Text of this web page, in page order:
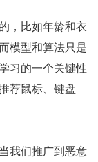
，比如年龄和衣
模型和算法只是
习的一个关键性
荐鼠标、键盘
我们推广到恶意